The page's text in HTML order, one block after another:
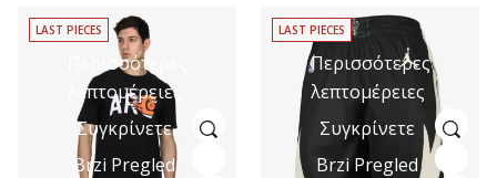
Περισσότερες
λεπτομέρειες
Συγκρίνετε
Brzi Pregled
LAST PIECES
Περισσότερες
λεπτομέρειες
Συγκρίνετε
Brzi Pregled
LAST PIECES